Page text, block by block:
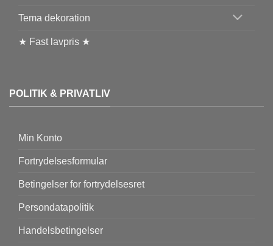
Tema dekoration
★ Fast lavpris ★
POLITIK & PRIVATLIV
Min Konto
Fortrydelsesformular
Betingelser for fortrydelsesret
Persondatapolitik
Handelsbetingelser